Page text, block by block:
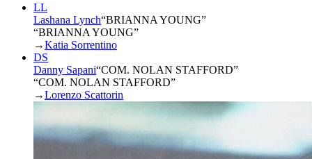
LL
Lashana Lynch“BRIANNA YOUNG”
“BRIANNA YOUNG”
→Katia Sorrentino
DS
Danny Sapani“COM. NOLAN STAFFORD”
“COM. NOLAN STAFFORD”
→Lorenzo Scattorin